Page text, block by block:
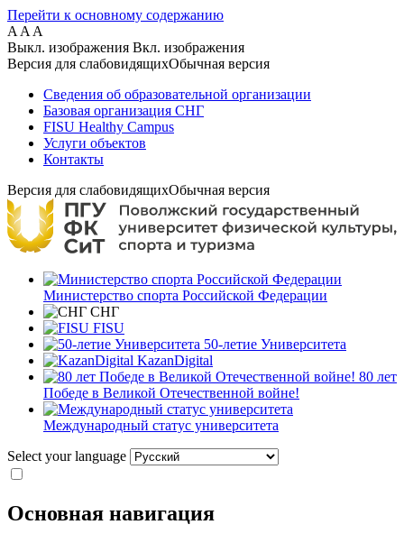
Перейти к основному содержанию
A A A
Выкл. изображения Вкл. изображения
Версия для слабовидящихОбычная версия
Сведения об образовательной организации
Базовая организация СНГ
FISU Healthy Campus
Услуги объектов
Контакты
Версия для слабовидящихОбычная версия
Министерство спорта Российской Федерации
СНГ
FISU
50-летие Университета
KazanDigital
80 лет
Победе в Великой Отечественной войне!
Международный статус университета
Select your language
Основная навигация